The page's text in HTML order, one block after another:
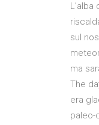
sul
ma
The
era
paleo-